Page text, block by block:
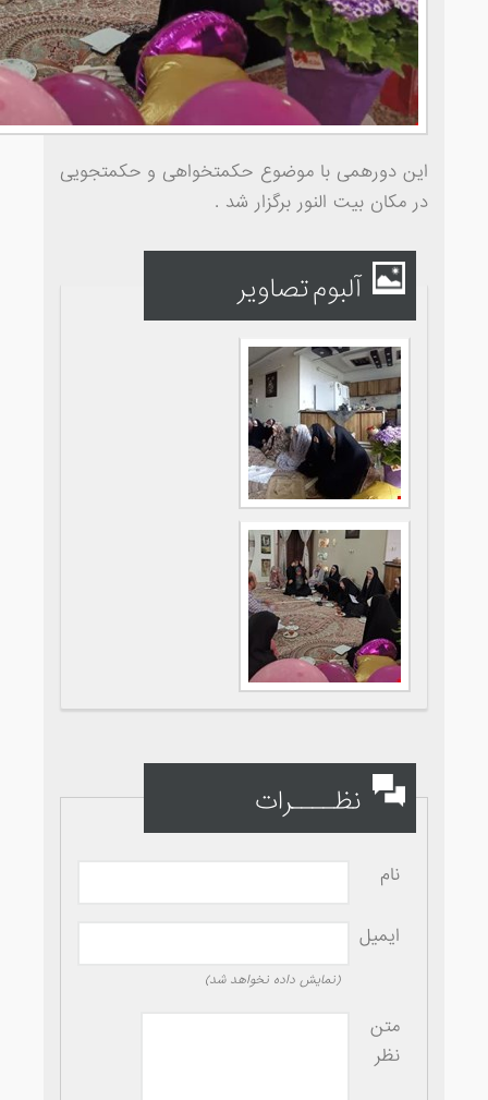
این دورهمی با موضوع حکمتخواهی و حکمتجویی
در مکان بیت النور برگزار شد .
آلبوم تصاویر
نظــــرات
نام
ایمیل
(نمایش داده نخواهد شد)
متن
نظر